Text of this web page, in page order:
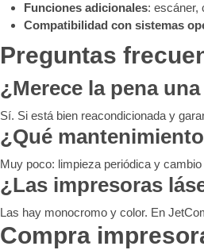
Funciones adicionales: escáner,
Compatibilidad con sistemas
Preguntas
¿Merece la pena
Sí. Si está bien reacondicionada y
¿Qué
Muy poco: limpieza periódica y
¿Las impresoras
Las hay monocromo y color. En
Compra